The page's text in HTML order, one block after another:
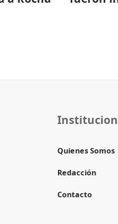
Quienes Somos
Redacción
Contacto